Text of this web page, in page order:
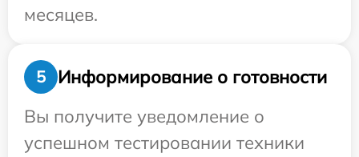
месяцев.
5
Информирование о готовности
Вы получите уведомление о
успешном тестировании техники